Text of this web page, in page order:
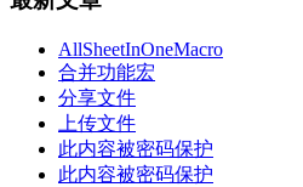
AllSheetInOneMacro
合并功能宏
分享文件
上传文件
此内容被密码保护
此内容被密码保护